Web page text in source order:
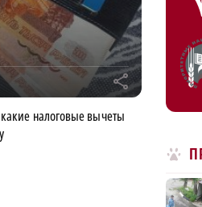
r
налоговые вычеты